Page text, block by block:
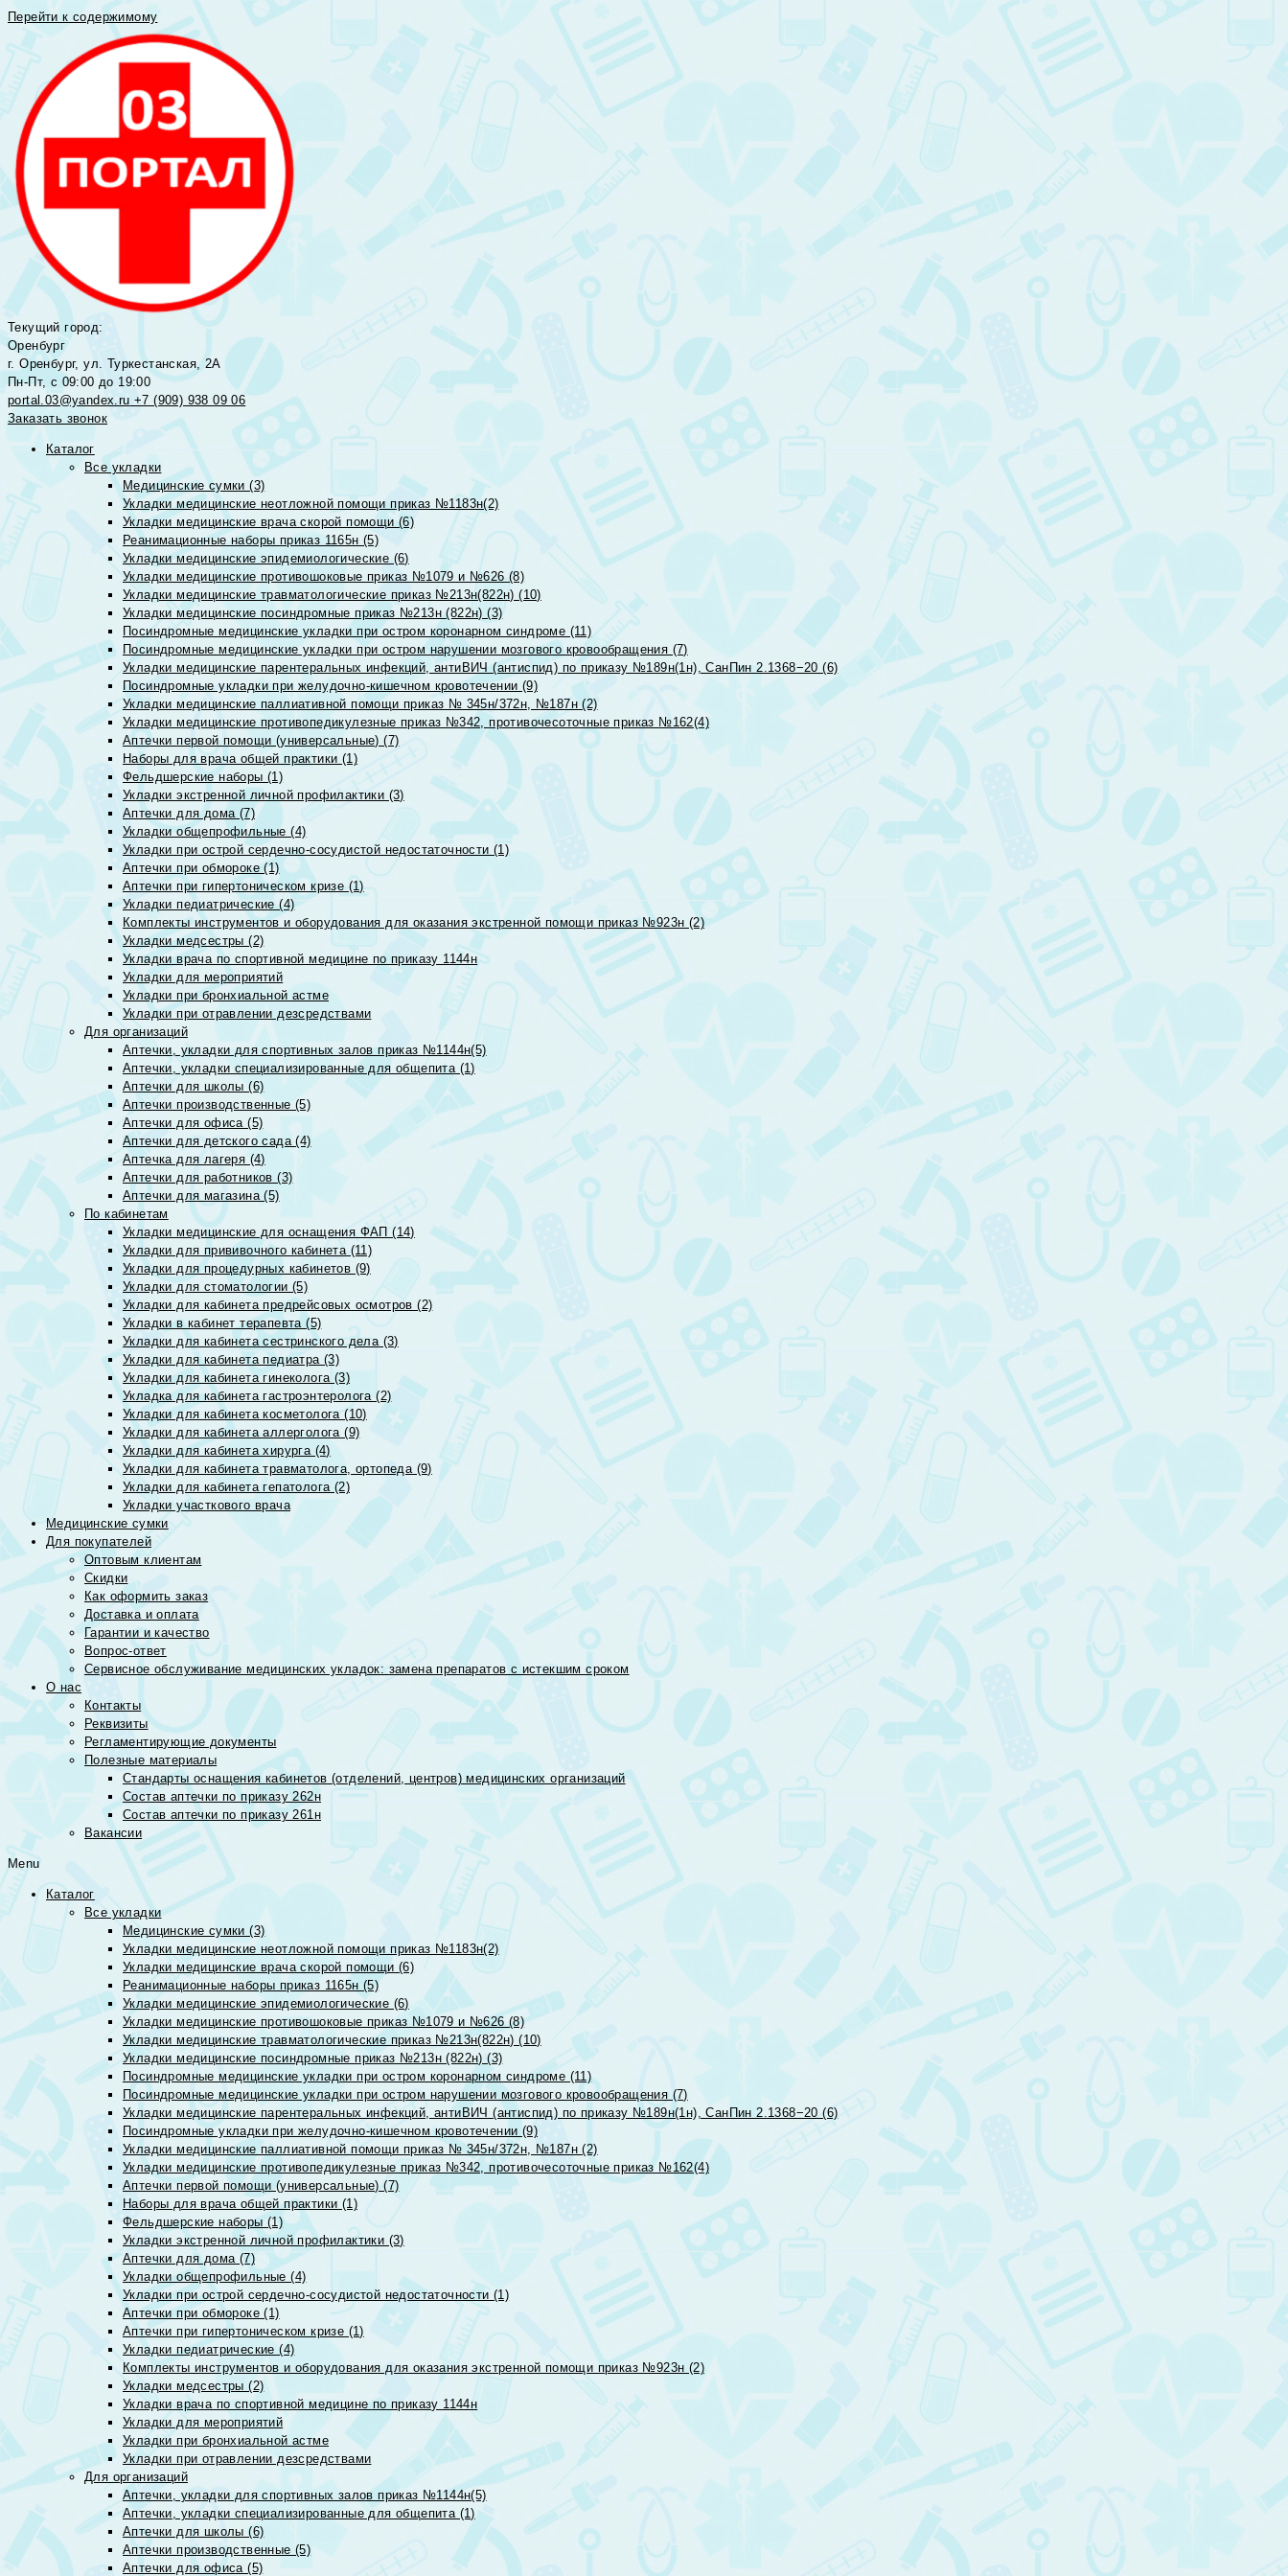
Перейти к содержимому
Текущий город:
Оренбург
г. Оренбург, ул. Туркестанская, 2А
Пн-Пт, с 09:00 до 19:00
portal.03@yandex.ru +7 (909) 938 09 06
Заказать звонок
Каталог
Все укладки
Медицинские сумки (3)
Укладки медицинские неотложной помощи приказ №1183н(2)
Укладки медицинские врача скорой помощи (6)
Реанимационные наборы приказ 1165н (5)
Укладки медицинские эпидемиологические (6)
Укладки медицинские противошоковые приказ №1079 и №626 (8)
Укладки медицинские травматологические приказ №213н(822н) (10)
Укладки медицинские посиндромные приказ №213н (822н) (3)
Посиндромные медицинские укладки при остром коронарном синдроме (11)
Посиндромные медицинские укладки при остром нарушении мозгового кровообращения (7)
Укладки медицинские парентеральных инфекций, антиВИЧ (антиспид) по приказу №189н(1н), СанПин 2.1368−20 (6)
Посиндромные укладки при желудочно-кишечном кровотечении (9)
Укладки медицинские паллиативной помощи приказ № 345н/372н, №187н (2)
Укладки медицинские противопедикулезные приказ №342, противочесоточные приказ №162(4)
Аптечки первой помощи (универсальные) (7)
Наборы для врача общей практики (1)
Фельдшерские наборы (1)
Укладки экстренной личной профилактики (3)
Аптечки для дома (7)
Укладки общепрофильные (4)
Укладки при острой сердечно-сосудистой недостаточности (1)
Аптечки при обмороке (1)
Аптечки при гипертоническом кризе (1)
Укладки педиатрические (4)
Комплекты инструментов и оборудования для оказания экстренной помощи приказ №923н (2)
Укладки медсестры (2)
Укладки врача по спортивной медицине по приказу 1144н
Укладки для мероприятий
Укладки при бронхиальной астме
Укладки при отравлении дезсредствами
Для организаций
Аптечки, укладки для спортивных залов приказ №1144н(5)
Аптечки, укладки специализированные для общепита (1)
Аптечки для школы (6)
Аптечки производственные (5)
Аптечки для офиса (5)
Аптечки для детского сада (4)
Аптечка для лагеря (4)
Аптечки для работников (3)
Аптечки для магазина (5)
По кабинетам
Укладки медицинские для оснащения ФАП (14)
Укладки для прививочного кабинета (11)
Укладки для процедурных кабинетов (9)
Укладки для стоматологии (5)
Укладки для кабинета предрейсовых осмотров (2)
Укладки в кабинет терапевта (5)
Укладки для кабинета сестринского дела (3)
Укладки для кабинета педиатра (3)
Укладки для кабинета гинеколога (3)
Укладка для кабинета гастроэнтеролога (2)
Укладки для кабинета косметолога (10)
Укладки для кабинета аллерголога (9)
Укладки для кабинета хирурга (4)
Укладки для кабинета травматолога, ортопеда (9)
Укладки для кабинета гепатолога (2)
Укладки участкового врача
Медицинские сумки
Для покупателей
Оптовым клиентам
Скидки
Как оформить заказ
Доставка и оплата
Гарантии и качество
Вопрос-ответ
Сервисное обслуживание медицинских укладок: замена препаратов с истекшим сроком
О нас
Контакты
Реквизиты
Регламентирующие документы
Полезные материалы
Стандарты оснащения кабинетов (отделений, центров) медицинских организаций
Состав аптечки по приказу 262н
Состав аптечки по приказу 261н
Вакансии
Menu
Каталог
Все укладки
Медицинские сумки (3)
Укладки медицинские неотложной помощи приказ №1183н(2)
Укладки медицинские врача скорой помощи (6)
Реанимационные наборы приказ 1165н (5)
Укладки медицинские эпидемиологические (6)
Укладки медицинские противошоковые приказ №1079 и №626 (8)
Укладки медицинские травматологические приказ №213н(822н) (10)
Укладки медицинские посиндромные приказ №213н (822н) (3)
Посиндромные медицинские укладки при остром коронарном синдроме (11)
Посиндромные медицинские укладки при остром нарушении мозгового кровообращения (7)
Укладки медицинские парентеральных инфекций, антиВИЧ (антиспид) по приказу №189н(1н), СанПин 2.1368−20 (6)
Посиндромные укладки при желудочно-кишечном кровотечении (9)
Укладки медицинские паллиативной помощи приказ № 345н/372н, №187н (2)
Укладки медицинские противопедикулезные приказ №342, противочесоточные приказ №162(4)
Аптечки первой помощи (универсальные) (7)
Наборы для врача общей практики (1)
Фельдшерские наборы (1)
Укладки экстренной личной профилактики (3)
Аптечки для дома (7)
Укладки общепрофильные (4)
Укладки при острой сердечно-сосудистой недостаточности (1)
Аптечки при обмороке (1)
Аптечки при гипертоническом кризе (1)
Укладки педиатрические (4)
Комплекты инструментов и оборудования для оказания экстренной помощи приказ №923н (2)
Укладки медсестры (2)
Укладки врача по спортивной медицине по приказу 1144н
Укладки для мероприятий
Укладки при бронхиальной астме
Укладки при отравлении дезсредствами
Для организаций
Аптечки, укладки для спортивных залов приказ №1144н(5)
Аптечки, укладки специализированные для общепита (1)
Аптечки для школы (6)
Аптечки производственные (5)
Аптечки для офиса (5)